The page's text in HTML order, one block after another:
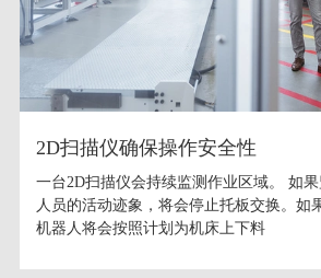
2D扫描仪确保操作安全性
一台2D扫描仪会持续监测作业区域。 如
人员的活动迹象，将会停止托板交换。如
机器人将会按照计划为机床上下料